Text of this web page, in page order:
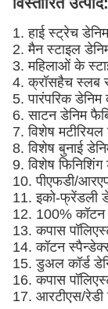
1. हाई स्ट्रेच
2. मैन स्टाइल
3. महिलाओं के
4. क्रॉसहैच स्लब
5. पारंपरिक डेनिम
6. साटन डेनिम
7. विशेष
8. विशेष बुनाई
9. विशेष
10. पीएफडी/
11. इको-फ्रेंडली
12. 100% कॉटन
13. कपास
14. कॉटन
15. डुअल कॉर्ड
16. कपास
17. आरटीएस/रेडी